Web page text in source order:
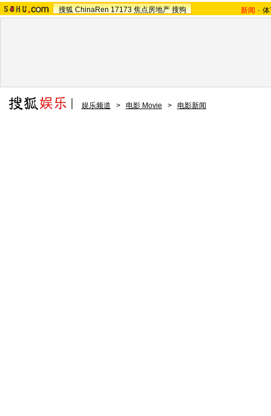
搜狐 ChinaRen 17173 焦点房地产 搜狗 新闻 -
娱乐频道 > 电影 Movie > 电影新闻